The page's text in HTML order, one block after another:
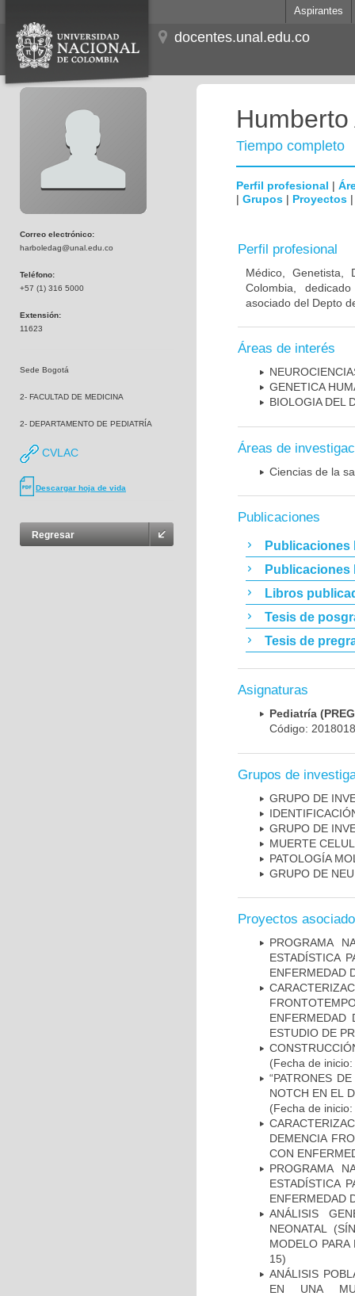
Aspirantes
docentes.unal.edu.co
Correo electrónico:
harboledag@unal.edu.co
Teléfono:
+57 (1) 316 5000
Extensión:
11623
Sede Bogotá
2- FACULTAD DE MEDICINA
2- DEPARTAMENTO DE PEDIATRÍA
CVLAC
Descargar hoja de vida
Regresar
Tiempo completo
Perfil profesional |
| Grupos | Proyectos
Perfil profesional
Médico, Genetista,
Colombia,
asociado del Depto
Áreas de interés
GENETICA
BIOLOGIA DEL
Áreas de
Ciencias de la
Publicaciones
Publicaciones
Publicaciones
Libros
Tesis de
Tesis de
Asignaturas
Pediatría
Código:
Grupos de
GRUPO DE
GRUPO DE
MUERTE
PATOLOGÍA
GRUPO DE
Proyectos
PROGRAMA
ESTADÍSTICA
ENFERMEDAD
ENFERMEDAD
ESTUDIO DE
(Fecha de
“PATRONES
NOTCH EN EL
(Fecha de
DEMENCIA
CON
PROGRAMA
ESTADÍSTICA
ENFERMEDAD
ANÁLISIS
NEONATAL
MODELO
15)
ANÁLISIS
EN UNA